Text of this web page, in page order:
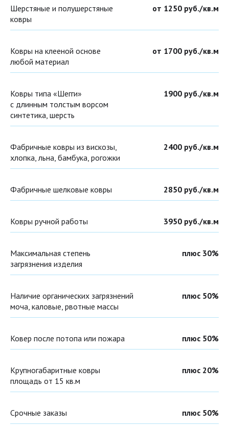
Шерстяные и полушерстяные
ковры
от 1250 руб./кв.м
Ковры на клееной основе
любой материал
от 1700 руб./кв.м
Ковры типа «Шегги»
с длинным толстым ворсом
синтетика, шерсть
1900 руб./кв.м
Фабричные ковры из вискозы,
хлопка, льна, бамбука, рогожки
2400 руб./кв.м
Фабричные шелковые ковры 2850 руб./кв.м
Ковры ручной работы 3950 руб./кв.м
Максимальная степень
загрязнения изделия
плюс 30%
Наличие органических загрязнений
моча, каловые, рвотные массы
плюс 50%
Ковер после потопа или пожара плюс 50%
Крупногабаритные ковры
площадь от 15 кв.м
плюс 20%
Срочные заказы плюс 50%